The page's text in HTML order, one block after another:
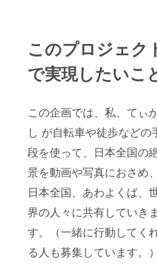
このプロジェク
で実現したいこ
この企画では、私、てぃ
し が自転車や徒歩などの
段を使って、日本全国の
景を動画や写真におさめ、
日本全国、あわよくば、
界の人々に共有していきま
す。（一緒に行動してく
る人も募集しています。）